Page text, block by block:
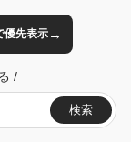
優先表示→
/
検索